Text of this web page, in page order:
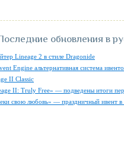
обновления в
Lineage 2 в стиле Dragonide
Engine альтернативная система
II Classic
II: Truly Free» — подведены итоги
свою любовь» — праздничный ивент в